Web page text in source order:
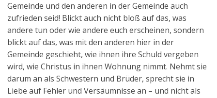
Gemeinde und den anderen in der Gemeinde auch
zufrieden seid! Blickt auch nicht bloß auf das, was
andere tun oder wie andere euch erscheinen, sondern
blickt auf das, was mit den anderen hier in der
Gemeinde geschieht, wie ihnen ihre Schuld vergeben
wird, wie Christus in ihnen Wohnung nimmt. Nehmt sie
darum an als Schwestern und Brüder, sprecht sie in
Liebe auf Fehler und Versäumnisse an – und nicht als